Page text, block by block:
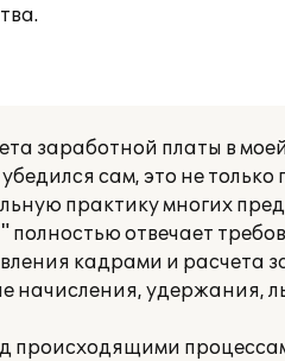
заработной платы в
сам, это не
практику многих
отвечает
кадрами и расчета
начисления, удержания,
происходящими